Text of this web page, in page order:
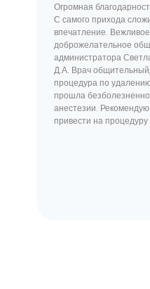
Огромная
С самого прихода
впечатление.
доброжелательное
администратора
Д.А. Врач
процедура по
прошла
анестезии.
привести на процедуру